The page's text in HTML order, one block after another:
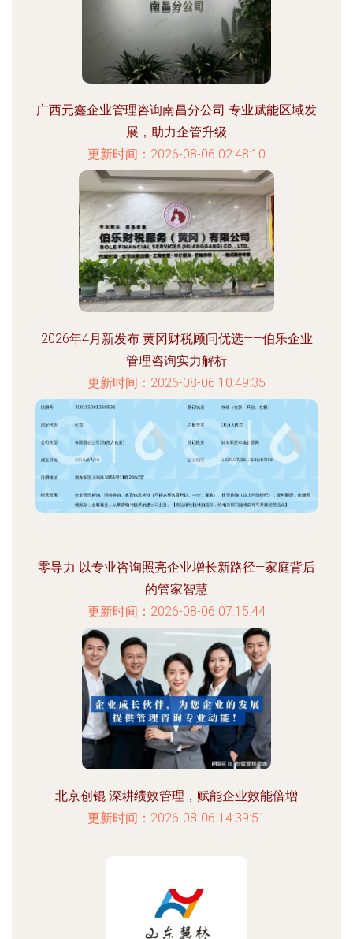
广西元鑫企业管理咨询南昌分公司 专业赋能区域发
展，助力企管升级
更新时间：2026-08-06 02:48:10
2026年4月新发布 黄冈财税顾问优选——伯乐企业
管理咨询实力解析
更新时间：2026-08-06 10:49:35
零导力 以专业咨询照亮企业增长新路径—家庭背后
的管家智慧
更新时间：2026-08-06 07:15:44
北京创锟 深耕绩效管理，赋能企业效能倍增
更新时间：2026-08-06 14:39:51